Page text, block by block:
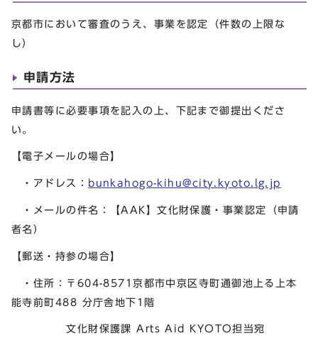
京都市において審査のうえ、事業を認定（件数の上限な
し）
申請方法
申請書等に必要事項を記入の上、下記まで御提出くださ
い。
【電子メールの場合】
・アドレス： bunkahogo-kihu@city.kyoto.lg.jp
・メールの件名：【AAK】文化財保護・事業認定（申請
者名）
【郵送・持参の場合】
・住所：〒604-8571京都市中京区寺町通御池上る上本
能寺前町488 分庁舎地下1階
文化財保護課 Arts Aid KYOTO担当宛